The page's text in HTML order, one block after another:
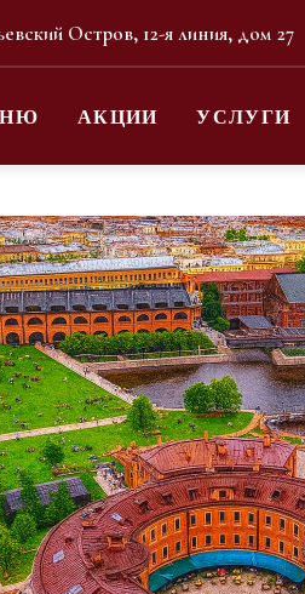
Остров, 12-я линия, дом 27
АКЦИИ УСЛУГИ